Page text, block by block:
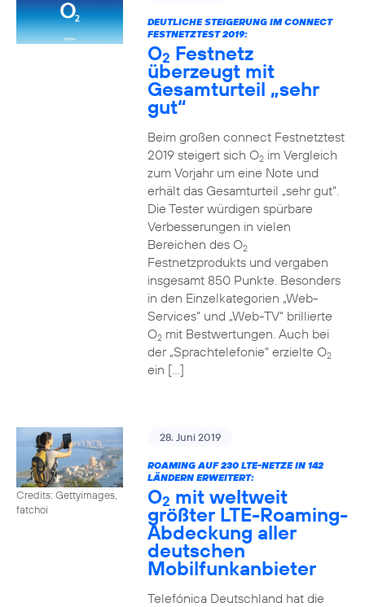
DEUTLICHE STEIGERUNG IM CONNECT
FESTNETZTEST 2019:
O2 Festnetz
überzeugt mit
Gesamturteil „sehr
gut“
Beim großen connect Festnetztest
2019 steigert sich O2im Vergleich
zum Vorjahr um eine Note und
erhält das Gesamturteil „sehr gut“.
Die Tester würdigen spürbare
Verbesserungen in vielen
Bereichen des O2
Festnetzprodukts und vergaben
insgesamt 850 Punkte. Besonders
in den Einzelkategorien „Web-
Services“ und „Web-TV“ brillierte
O2mit Bestwertungen. Auch bei
der „Sprachtelefonie“ erzielte O2
ein […]
Credits: Gettyimages,
fatchoi
28. Juni 2019
ROAMING AUF 230 LTE-NETZE IN 142
LÄNDERN ERWEITERT:
O2 mit weltweit
größter LTE-Roaming-
Abdeckung aller
deutschen
Mobilfunkanbieter
Telefónica Deutschland hat die